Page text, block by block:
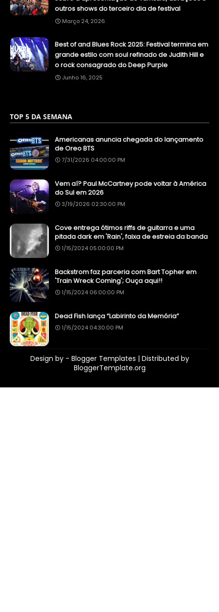
outros shows do terceiro dia de festival
Março 24, 2026
Best of and Blues Rock 2025: Festival termina em
grande estilo com soul refinado de Judith Hill e
o rock consagrado do Deep Purple
Junho 16, 2025
TOP 5 DA SEMANA
Americanas anuncia chegada do lançamento
de Oreo BTS
7/31/2026 04:00:00 PM
Vem aí? Paul McCartney pode voltar à América
do Sul em 2026
3/19/2026 02:30:00 PM
Cove entrega ótimos riffs de guitarra e uma
pitada dark em 'Rain', faixa de estreia da banda
1/15/2024 05:00:00 PM
Backstrom faz parceria com Bart Topher em
'Train Wreck Coming'; Ouça aqui!!
1/15/2024 06:00:00 PM
Dead Fish lança “Labirinto da Memória”
1/15/2024 04:30:00 PM
Design by - Blogger Templates | Distributed by
BloggerTemplate.org